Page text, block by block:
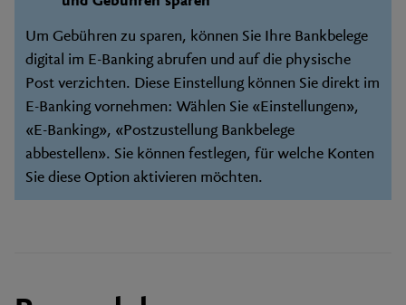
Um Gebühren zu sparen, können Sie Ihre Bankbelege
digital im E-Banking abrufen und auf die physische
Post verzichten. Diese Einstellung können Sie direkt im
E-Banking vornehmen: Wählen Sie «Einstellungen»,
«E-Banking», «Postzustellung Bankbelege
abbestellen». Sie können festlegen, für welche Konten
Sie diese Option aktivieren möchten.